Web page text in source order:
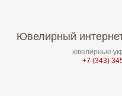
Ювелирный
ювелирные
+7 (343)